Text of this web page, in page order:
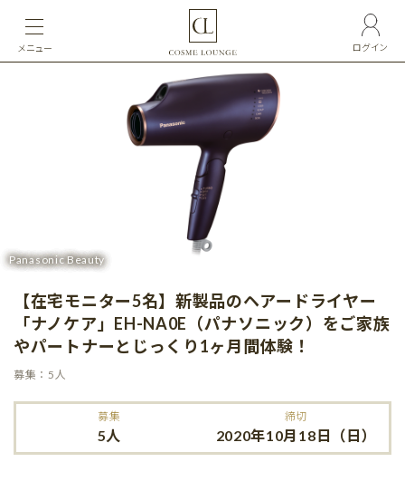
ログイン
メニュー
Panasonic Beauty
【在宅モニター5名】新製品のヘアードライヤー
「ナノケア」EH-NA0E（パナソニック）をご家族
やパートナーとじっくり1ヶ月間体験！
募集：5人
募集
5人
締切
2020年10月18日（日）